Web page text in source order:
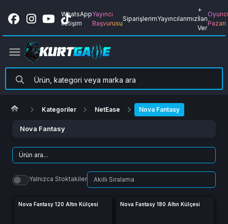
WhatsApp
İletişim
Yayıncı
Başvurusu
SiparişlerimYayıncılarımız
+
İlan
Ver
Pazarı
Kategoriler NetEase Nova Fantasy
Nova Fantasy
Yalnızca Stoktakiler
Nova Fantasy 120 Altın Külçesi Nova Fantasy 180 Altın Külçesi